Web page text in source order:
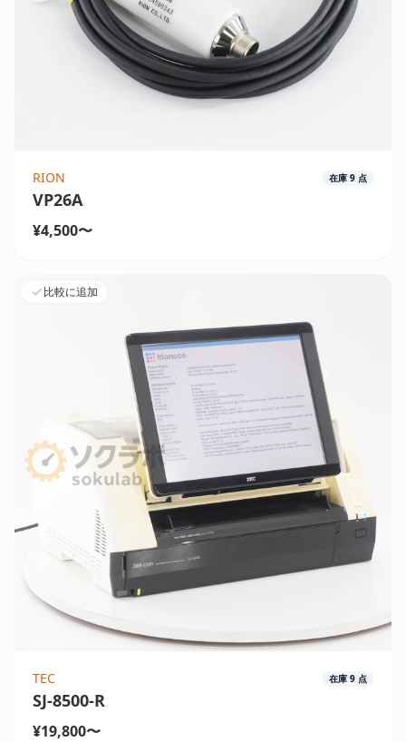
RION 在庫 9 点
VP26A
¥4,500〜
比較に追加
TEC 在庫 9 点
SJ-8500-R
¥19,800〜